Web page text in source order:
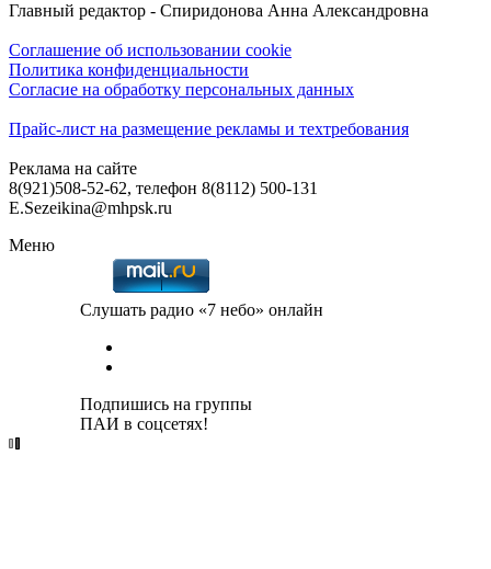
Главный редактор - Спиридонова Анна Александровна
Соглашение об использовании cookie
Политика конфиденциальности
Согласие на обработку персональных данных
Прайс-лист на размещение рекламы и техтребования
Реклама на сайте
8(921)508-52-62, телефон 8(8112) 500-131
E.Sezeikina@mhpsk.ru
Меню
Слушать радио «7 небо» онлайн
Подпишись на группы
ПАИ в соцсетях!